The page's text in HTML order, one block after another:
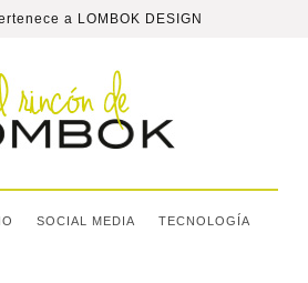
a LOMBOK DESIGN
SOCIAL MEDIA TECNOLOGÍA